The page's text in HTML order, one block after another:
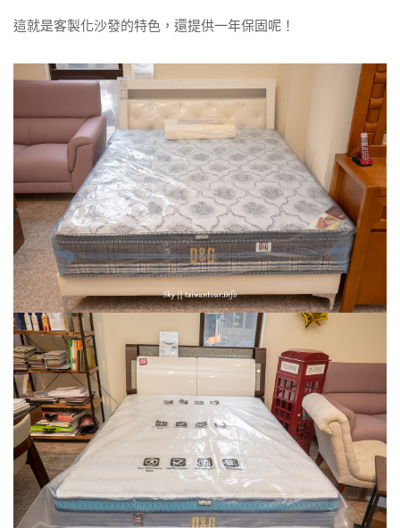
這就是客製化沙發的特色，還提供一年保固呢！